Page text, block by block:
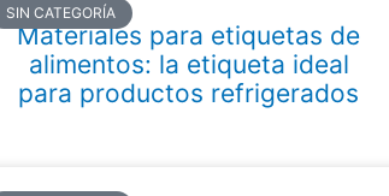
SIN CATEGORÍA
Materiales para etiquetas de
alimentos: la etiqueta ideal
para productos refrigerados